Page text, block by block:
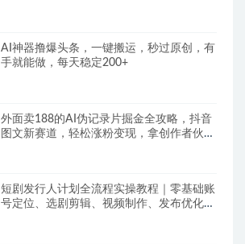
AI神器撸爆头条，一键搬运，秒过原创，有
手就能做，每天稳定200+
外面卖188的AI伪记录片掘金全攻略，抖音
图文新赛道，轻松涨粉变现，拿创作者伙伴
短剧发行人计划全流程实操教程｜零基础账
号定位、选剧剪辑、视频制作、发布优化一